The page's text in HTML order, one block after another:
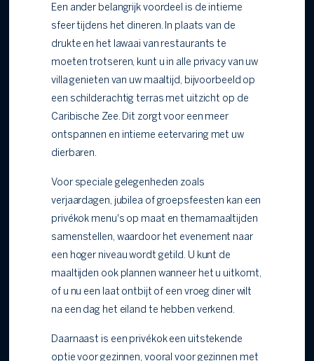
Een ander belangrijk voordeel is de intieme
sfeer tijdens het dineren. In plaats van de
drukte en het lawaai van restaurants te
moeten trotseren, kunt u in alle privacy van uw
villa genieten van uw maaltijd, bijvoorbeeld op
een schilderachtig terras met uitzicht op de
Caribische Zee. Dit zorgt voor een meer
ontspannen en intieme eetervaring met uw
dierbaren.
Voor speciale gelegenheden zoals
verjaardagen, jubilea of groepsfeesten kan een
privékok menu's op maat en themamaaltijden
samenstellen, waardoor het evenement naar
een hoger niveau wordt getild. U kunt de
maaltijden ook plannen wanneer het u uitkomt,
of u nu een laat ontbijt of een vroeg diner wilt
na een dag het eiland te hebben verkend.
Daarnaast is een privékok een uitstekende
optie voor gezinnen, vooral voor gezinnen met